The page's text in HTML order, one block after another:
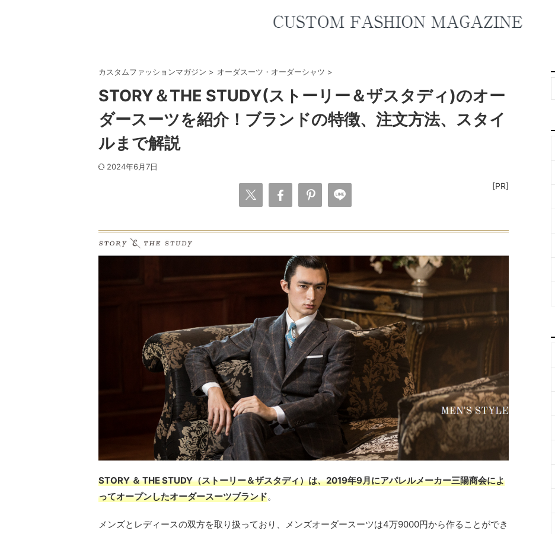
カスタムファッションマガジン > オーダスーツ・オーダーシャツ >
STORY＆THE STUDY(ストーリー＆ザスタディ)のオー
ダースーツを紹介！ブランドの特徴、注文方法、スタイ
ルまで解説
2024年6月7日
[PR]
STORY ＆ THE STUDY（ストーリー＆ザスタディ）は、2019年9月にアパレルメーカー三陽商会によ
ってオープンしたオーダースーツブランド。
メンズとレディースの双方を取り扱っており、メンズオーダースーツは4万9000円から作ることができ